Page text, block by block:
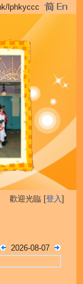
lphkyccc
歡迎光臨 [登入]
2026-08-07